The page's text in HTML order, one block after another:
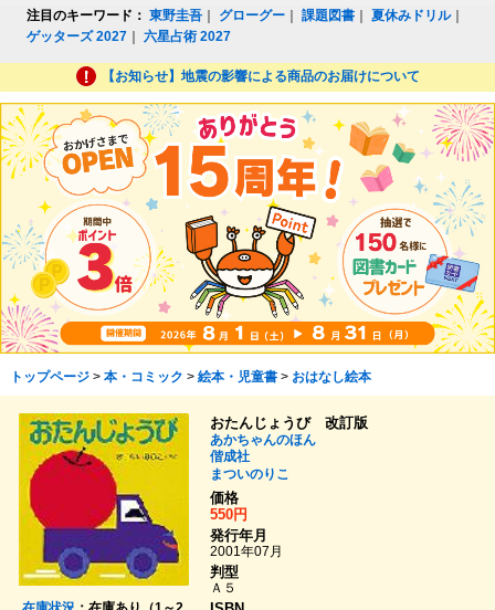
注目のキーワード： 東野圭吾 グローグー ｜課題図書 ｜夏休みドリル｜
ゲッターズ 2027 ｜六星占術 2027
【お知らせ】地震の影響による商品のお届けについて
トップページ> 本・コミック > 絵本・児童書> おはなし絵本
おたんじょうび 改訂版
あかちゃんのほん
偕成社
まついのりこ
価格
550円
発行年月
2001年07月
判型
Ａ５